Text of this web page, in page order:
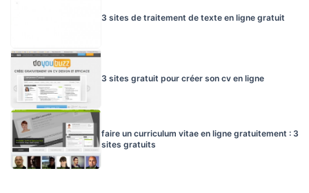
3 sites de traitement de texte en ligne gratuit
3 sites gratuit pour créer son cv en ligne
faire un curriculum vitae en ligne gratuitement : 3
sites gratuits